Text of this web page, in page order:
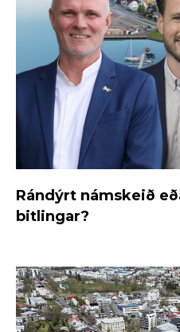
Rándýrt námskeið
bitlingar?